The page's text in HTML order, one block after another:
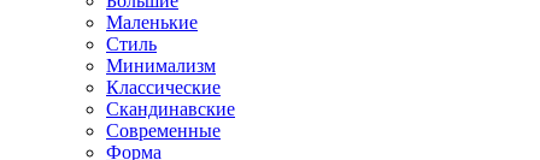
Маленькие
Стиль
Минимализм
Классические
Скандинавские
Современные
Форма